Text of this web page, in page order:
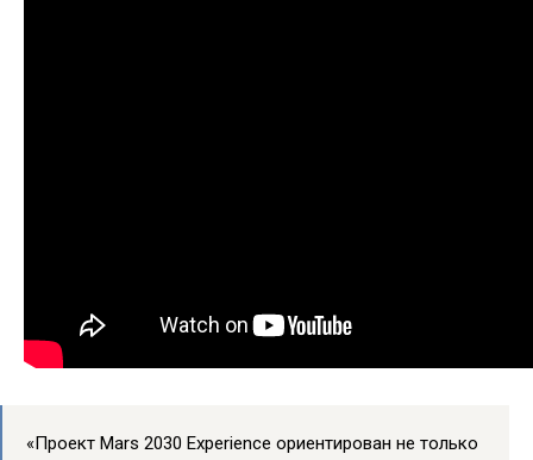
«Проект Mars 2030 Experience ориентирован не только